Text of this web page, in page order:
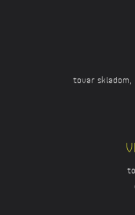
tovar skladom,